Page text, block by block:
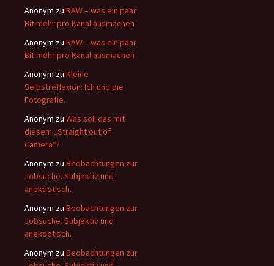
Anonym zu RAW – was ein paar
Bit mehr pro Kanal ausmachen
Anonym zu RAW – was ein paar
Bit mehr pro Kanal ausmachen
Anonym zu Kleine
Selbstreflexion: Ich und die
Fotografie.
Anonym zu Was soll das mit
diesem „Straight out of
Camera“?
Anonym zu Beobachtungen zur
Jobsuche. Subjektiv und
anekdotisch.
Anonym zu Beobachtungen zur
Jobsuche. Subjektiv und
anekdotisch.
Anonym zu Beobachtungen zur